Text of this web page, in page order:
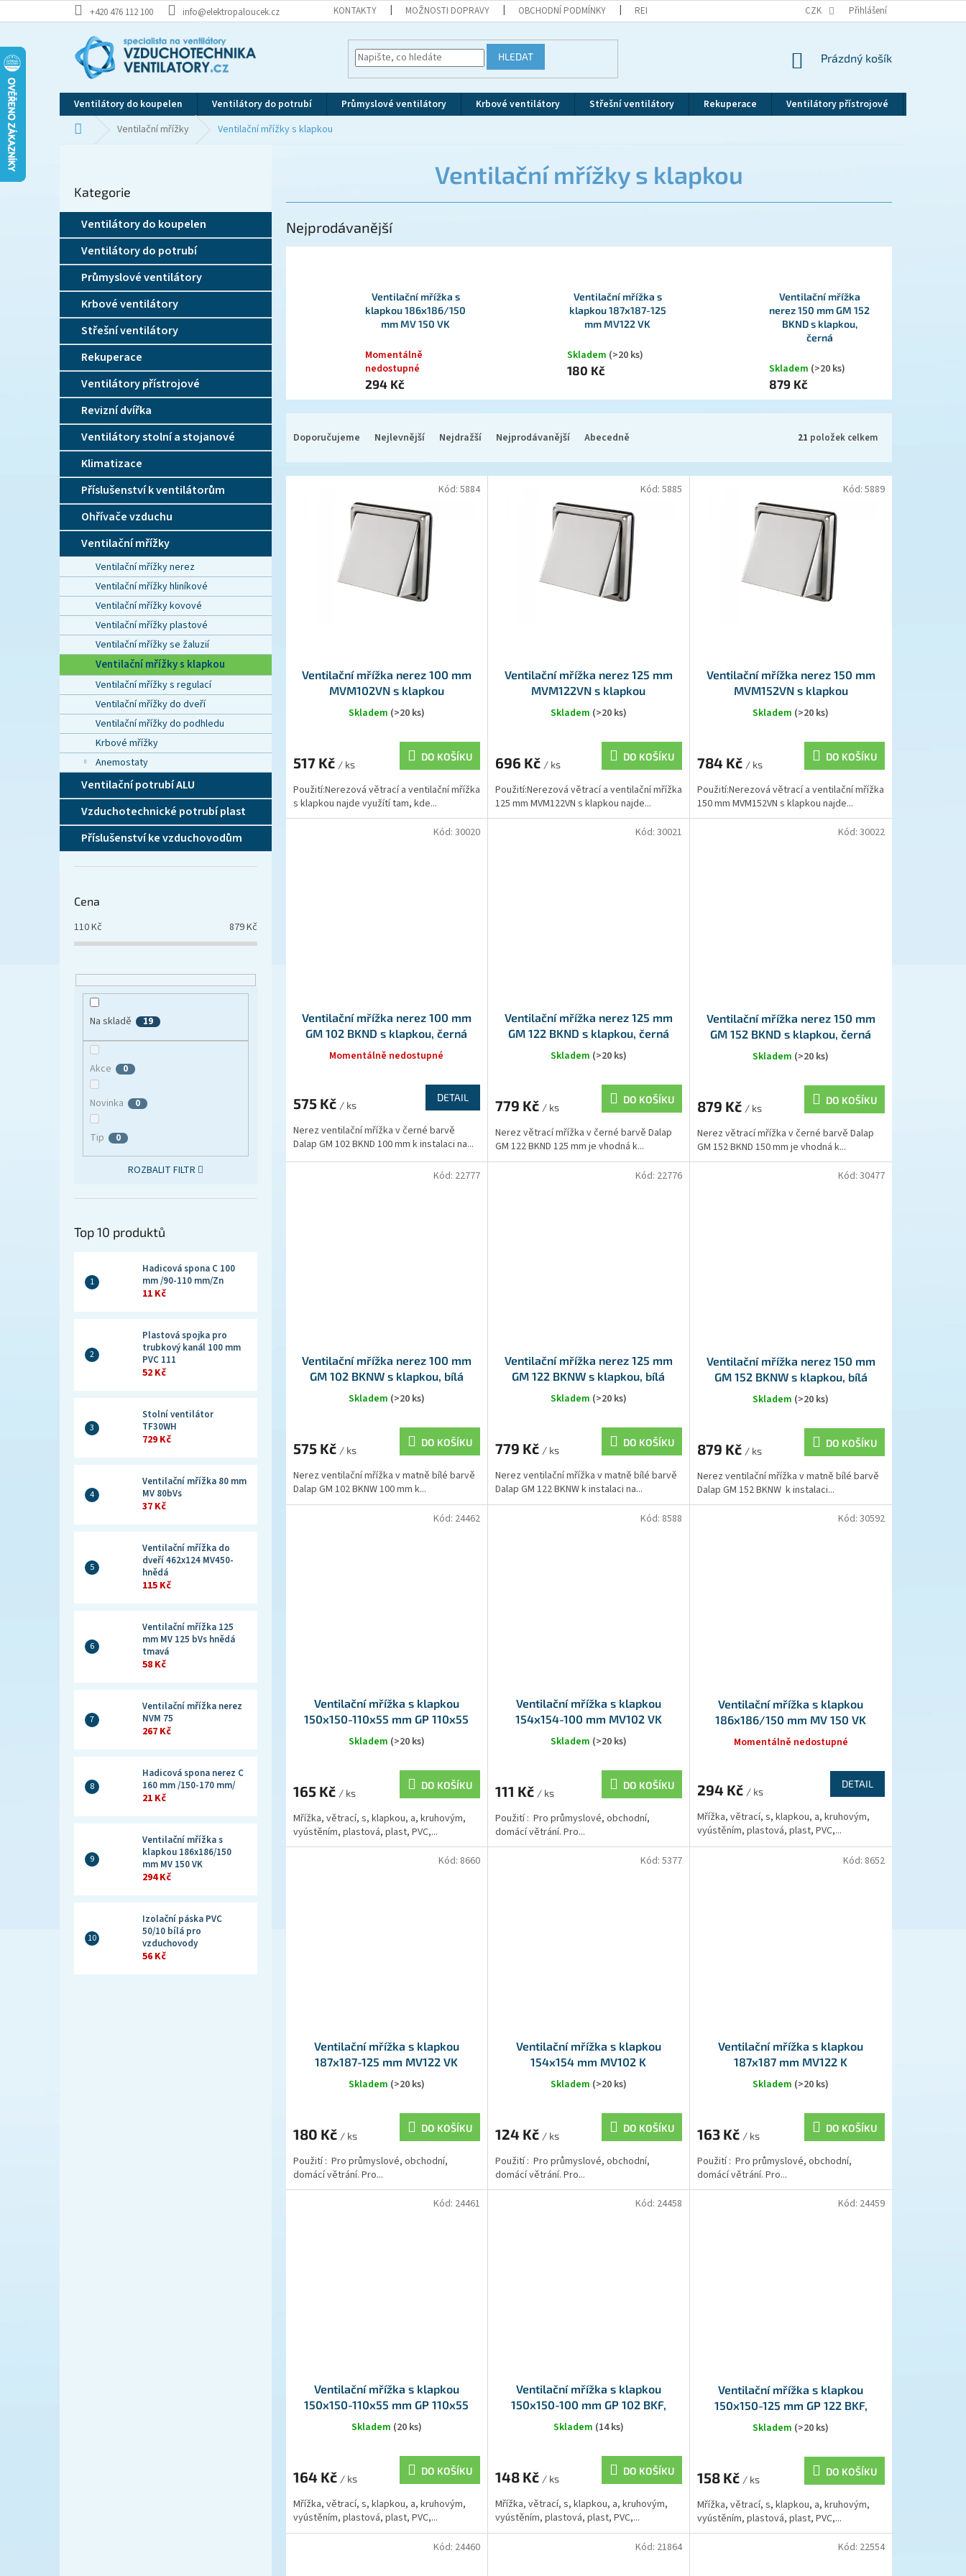
na
+420 476 112 100 info@elektropaloucek.cz KONTAKTY MOŽNOSTI DOPRAVY OBCHODNÍ PODMÍNKY REKLAMAČNÍ ŘÁD ZÁSADY OCHRANY OSOBNÍCH
CZK Přihlášení
HLEDAT
NÁKUPNÍ
Prázdný košík
Ventilátory do koupelen Ventilátory do potrubí Průmyslové ventilátory Krbové ventilátory Střešní ventilátory Rekuperace Ventilátory přístrojové
Domů Ventilační mřížky Ventilační mřížky s klapkou
r
n
p
e
kategorie
Kategorie
Ventilátory do koupelen
Ventilátory do potrubí
Průmyslové ventilátory
Krbové ventilátory
Střešní ventilátory
Rekuperace
Ventilátory přístrojové
Revizní dvířka
Ventilátory stolní a stojanové
Klimatizace
Příslušenství k ventilátorům
Ohřívače vzduchu
Ventilační mřížky
Ventilační mřížky nerez
Ventilační mřížky hliníkové
Ventilační mřížky kovové
Ventilační mřížky plastové
Ventilační mřížky se žaluzií
Ventilační mřížky s klapkou
Ventilační mřížky s regulací
Ventilační mřížky do dveří
Ventilační mřížky do podhledu
Krbové mřížky
Anemostaty
Ventilační potrubí ALU
Vzduchotechnické potrubí plast
Příslušenství ke vzduchovodům
Cena
110Kč 879Kč
Na skladě 19
Akce 0
Novinka 0
Tip 0
ROZBALIT FILTR
Top 10 produktů
Hadicová spona C 100
mm /90-110 mm/Zn
11 Kč
Plastová spojka pro
trubkový kanál 100 mm
PVC 111
52 Kč
Stolní ventilátor
TF30WH
729 Kč
Ventilační mřížka 80 mm
MV 80bVs
37 Kč
Ventilační mřížka do
dveří 462x124 MV450-
hnědá
115 Kč
Ventilační mřížka 125
mm MV 125 bVs hnědá
tmavá
58 Kč
Ventilační mřížka nerez
NVM 75
267 Kč
Hadicová spona nerez C
160 mm /150-170 mm/
21 Kč
Ventilační mřížka s
klapkou 186x186/150
mm MV 150 VK
294 Kč
Izolační páska PVC
50/10 bílá pro
vzduchovody
56 Kč
Ventilační mřížky s klapkou
Nejprodávanější
Ventilační mřížka s
klapkou 186x186/150
mm MV 150 VK
Momentálně
nedostupné
294 Kč
Ventilační mřížka s
klapkou 187x187-125
mm MV122 VK
Skladem (>20 ks)
180 Kč
Ventilační mřížka
nerez 150 mm GM 152
BKND s klapkou,
černá
Skladem (>20 ks)
879 Kč
e
Doporučujeme Nejlevnější Nejdražší Nejprodávanější Abecedně 21 položek celkem
Ventilační mřížka nerez 100 mm
MVM102VN s klapkou
Skladem (>20 ks)
517 Kč / ks
DO KOŠÍKU
Použití:Nerezová větrací a ventilační mřížka
s klapkou najde využítí tam, kde...
Kód: 5884
Ventilační mřížka nerez 125 mm
MVM122VN s klapkou
Skladem (>20 ks)
696 Kč / ks
DO KOŠÍKU
Použití:Nerezová větrací a ventilační mřížka
125 mm MVM122VN s klapkou najde...
Kód: 5885
Ventilační mřížka nerez 150 mm
MVM152VN s klapkou
Skladem (>20 ks)
784 Kč / ks
DO KOŠÍKU
Použití:Nerezová větrací a ventilační mřížka
150 mm MVM152VN s klapkou najde...
Kód: 5889
Ventilační mřížka nerez 100 mm
GM 102 BKND s klapkou, černá
Momentálně nedostupné
575 Kč / ks
DETAIL
Nerez ventilační mřížka v černé barvě
Dalap GM 102 BKND 100 mm k instalaci na...
Kód: 30020
Ventilační mřížka nerez 125 mm
GM 122 BKND s klapkou, černá
Skladem (>20 ks)
779 Kč / ks
DO KOŠÍKU
Nerez větrací mřížka v černé barvě Dalap
GM 122 BKND 125 mm je vhodná k...
Kód: 30021
Ventilační mřížka nerez 150 mm
GM 152 BKND s klapkou, černá
Skladem (>20 ks)
879 Kč / ks
DO KOŠÍKU
Nerez větrací mřížka v černé barvě Dalap
GM 152 BKND 150 mm je vhodná k...
Kód: 30022
Ventilační mřížka nerez 100 mm
GM 102 BKNW s klapkou, bílá
Skladem (>20 ks)
575 Kč / ks
DO KOŠÍKU
Nerez ventilační mřížka v matně bílé barvě
Dalap GM 102 BKNW 100 mm k...
Kód: 22777
Ventilační mřížka nerez 125 mm
GM 122 BKNW s klapkou, bílá
Skladem (>20 ks)
779 Kč / ks
DO KOŠÍKU
Nerez ventilační mřížka v matně bílé barvě
Dalap GM 122 BKNW k instalaci na...
Kód: 22776
Ventilační mřížka nerez 150 mm
GM 152 BKNW s klapkou, bílá
Skladem (>20 ks)
879 Kč / ks
DO KOŠÍKU
Nerez ventilační mřížka v matně bílé barvě
Dalap GM 152 BKNW k instalaci...
Kód: 30477
Ventilační mřížka s klapkou
150x150-110x55 mm GP 110x55
BKF
Skladem (>20 ks)
165 Kč / ks
DO KOŠÍKU
Mřížka, větrací, s, klapkou, a, kruhovým,
vyústěním, plastová, plast, PVC,...
Kód: 24462
Ventilační mřížka s klapkou
154x154-100 mm MV102 VK
Skladem (>20 ks)
111 Kč / ks
DO KOŠÍKU
Použití : Pro průmyslové, obchodní,
domácí větrání. Pro...
Kód: 8588
Ventilační mřížka s klapkou
186x186/150 mm MV 150 VK
Momentálně nedostupné
294 Kč / ks
DETAIL
Mřížka, větrací, s, klapkou, a, kruhovým,
vyústěním, plastová, plast, PVC,...
Kód: 30592
Ventilační mřížka s klapkou
187x187-125 mm MV122 VK
Skladem (>20 ks)
180 Kč / ks
DO KOŠÍKU
Použití : Pro průmyslové, obchodní,
domácí větrání. Pro...
Kód: 8660
Ventilační mřížka s klapkou
154x154 mm MV102 K
Skladem (>20 ks)
124 Kč / ks
DO KOŠÍKU
Použití : Pro průmyslové, obchodní,
domácí větrání. Pro...
Kód: 5377
Ventilační mřížka s klapkou
187x187 mm MV122 K
Skladem (>20 ks)
163 Kč / ks
DO KOŠÍKU
Použití : Pro průmyslové, obchodní,
domácí větrání. Pro...
Kód: 8652
Ventilační mřížka s klapkou
150x150-110x55 mm GP 110x55
BKF, terakota
Skladem (20 ks)
164 Kč / ks
DO KOŠÍKU
Mřížka, větrací, s, klapkou, a, kruhovým,
vyústěním, plastová, plast, PVC,...
Kód: 24461
Ventilační mřížka s klapkou
150x150-100 mm GP 102 BKF,
terakota
Skladem (14 ks)
148 Kč / ks
DO KOŠÍKU
Mřížka, větrací, s, klapkou, a, kruhovým,
vyústěním, plastová, plast, PVC,...
Kód: 24458
Ventilační mřížka s klapkou
150x150-125 mm GP 122 BKF,
terakota
Skladem (>20 ks)
158 Kč / ks
DO KOŠÍKU
Mřížka, větrací, s, klapkou, a, kruhovým,
vyústěním, plastová, plast, PVC,...
Kód: 24459
Kód: 24460 Kód: 21864 Kód: 22554